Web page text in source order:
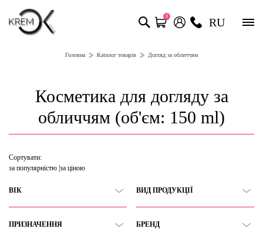
0 RU
Головна Каталог товарів Догляд за обличчям
Косметика для догляду за
обличчям (об'єм: 150 ml)
Сортувати:
за популярністю за ціною
ВІК ВИД ПРОДУКЦІЇ
ПРИЗНАЧЕННЯ БРЕНД